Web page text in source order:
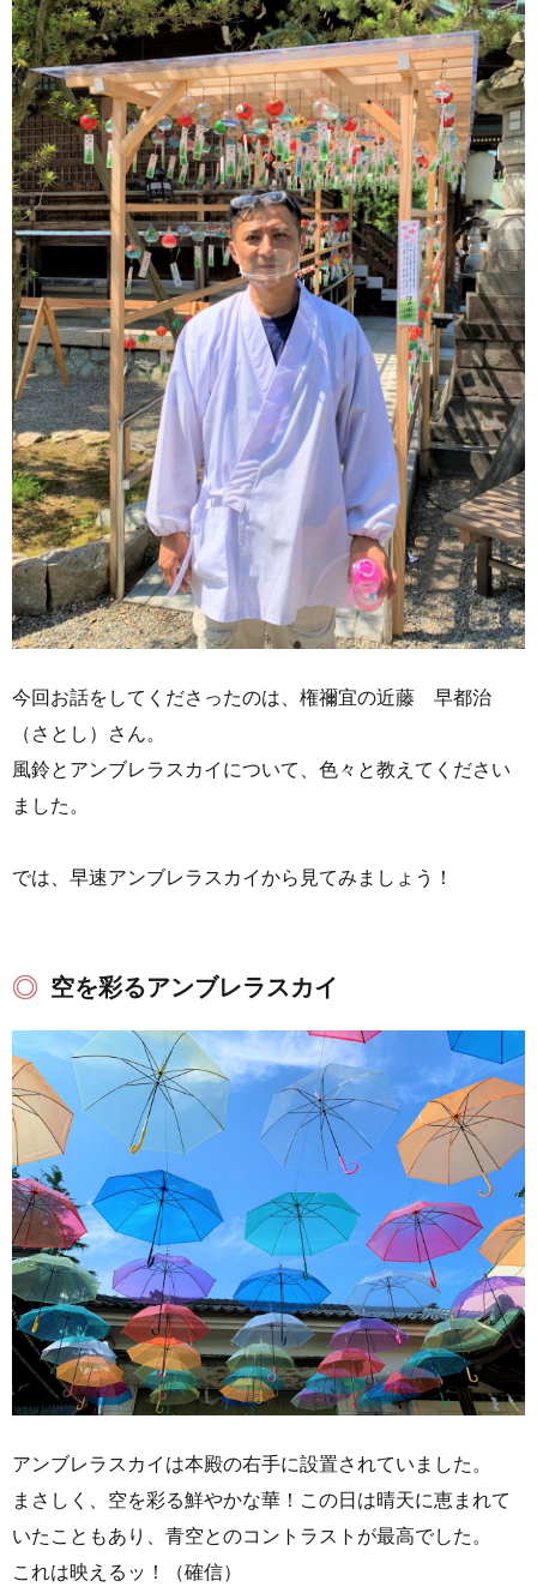
今回お話をしてくださったのは、権禰宜の近藤 早都治
（さとし）さん。
風鈴とアンブレラスカイについて、色々と教えてください
ました。
では、早速アンブレラスカイから見てみましょう！
空を彩るアンブレラスカイ
アンブレラスカイは本殿の右手に設置されていました。
まさしく、空を彩る鮮やかな華！この日は晴天に恵まれて
いたこともあり、青空とのコントラストが最高でした。
これは映えるッ！（確信）